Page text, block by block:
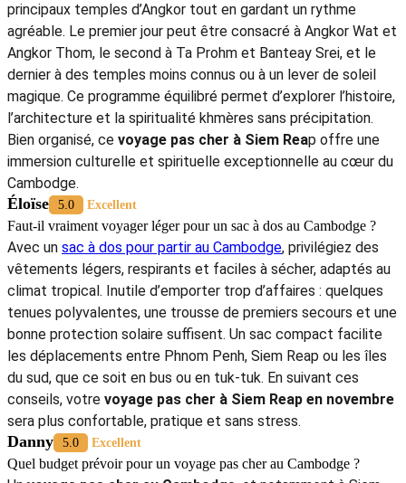
principaux temples d’Angkor tout en gardant un rythme
agréable. Le premier jour peut être consacré à Angkor Wat et
Angkor Thom, le second à Ta Prohm et Banteay Srei, et le
dernier à des temples moins connus ou à un lever de soleil
magique. Ce programme équilibré permet d’explorer l’histoire,
l’architecture et la spiritualité khmères sans précipitation.
Bien organisé, ce voyage pas cher à Siem Reap offre une
immersion culturelle et spirituelle exceptionnelle au cœur du
Cambodge.
Éloïse 5.0 Excellent
Faut-il vraiment voyager léger pour un sac à dos au Cambodge ?
Avec un sac à dos pour partir au Cambodge, privilégiez des
vêtements légers, respirants et faciles à sécher, adaptés au
climat tropical. Inutile d’emporter trop d’affaires : quelques
tenues polyvalentes, une trousse de premiers secours et une
bonne protection solaire suffisent. Un sac compact facilite
les déplacements entre Phnom Penh, Siem Reap ou les îles
du sud, que ce soit en bus ou en tuk-tuk. En suivant ces
conseils, votre voyage pas cher à Siem Reap en novembre
sera plus confortable, pratique et sans stress.
Danny 5.0 Excellent
Quel budget prévoir pour un voyage pas cher au Cambodge ?